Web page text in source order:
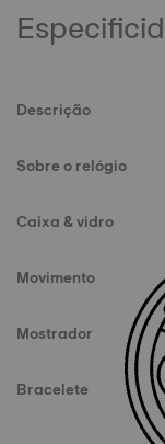
Descrição
Sobre o relógio
Caixa & vidro
Movimento
Mostrador
Bracelete